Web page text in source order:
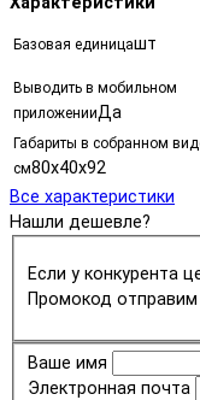
Базовая единицашт
Выводить в мобильном
приложенииДа
Габариты в собранном
см80х40х92
Все характеристики
Нашли дешевле?
Если у конкурента
Промокод
Ваше имя
Электронная почта